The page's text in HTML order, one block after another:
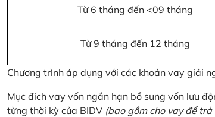
Từ 6 tháng đến <09 tháng
Từ 9 tháng đến 12 tháng
Chương trình áp dụng với các khoản vay giải
Mục đích vay vốn ngắn hạn bổ sung vốn lưu
từng thời kỳ của BIDV (bao gồm cho vay để